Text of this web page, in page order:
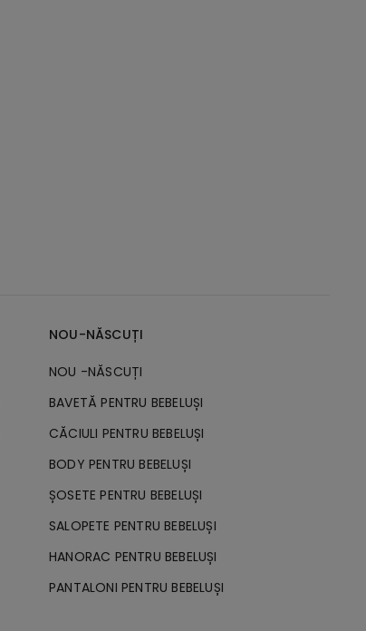
NOU-NĂSCUȚI
NOU -NĂSCUȚI
BAVETĂ PENTRU BEBELUȘI
CĂCIULI PENTRU BEBELUȘI
BODY PENTRU BEBELUȘI
ȘOSETE PENTRU BEBELUȘI
SALOPETE PENTRU BEBELUȘI
HANORAC PENTRU BEBELUȘI
PANTALONI PENTRU BEBELUȘI